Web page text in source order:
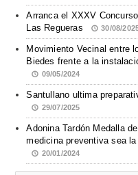
Arranca el XXXV
Las Regueras
30/08/
Movimiento Vecinal entre
Biedes frente a la
09/05/2024
Santullano ultima
29/07/2025
Adonina Tardón Medalla
medicina preventiva sea
20/01/2024